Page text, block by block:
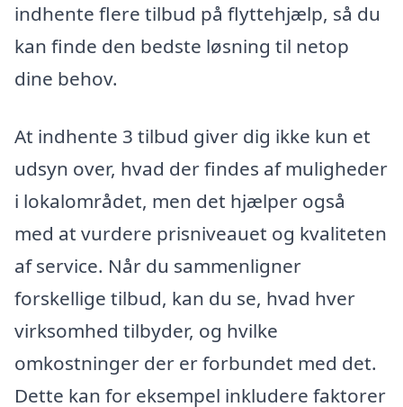
indhente flere tilbud på flyttehjælp, så du
kan finde den bedste løsning til netop
dine behov.
At indhente 3 tilbud giver dig ikke kun et
udsyn over, hvad der findes af muligheder
i lokalområdet, men det hjælper også
med at vurdere prisniveauet og kvaliteten
af service. Når du sammenligner
forskellige tilbud, kan du se, hvad hver
virksomhed tilbyder, og hvilke
omkostninger der er forbundet med det.
Dette kan for eksempel inkludere faktorer